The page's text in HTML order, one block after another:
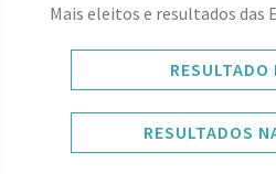
Mais eleitos e resultados das
RESULTADO
RESULTADOS